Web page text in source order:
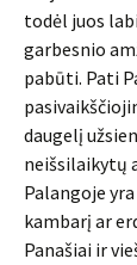
todėl juos
garbesnio
pabūti. Pati
daugelį
neišsilaikytų
Palangoje
kambarį ar
Panašiai ir